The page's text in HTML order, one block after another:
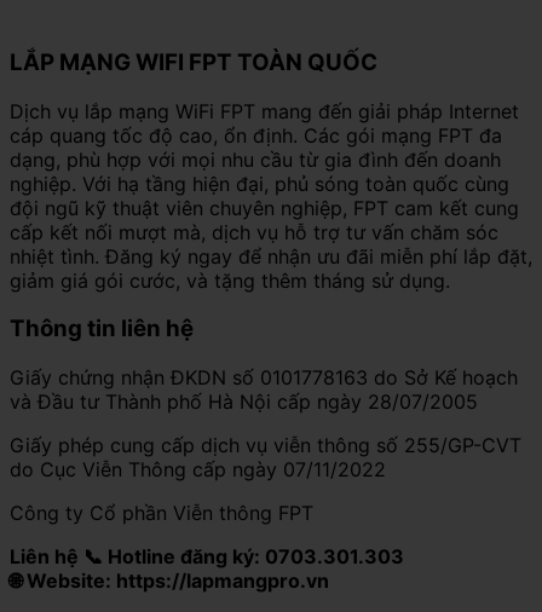
LẮP MẠNG WIFI FPT TOÀN QUỐC
Dịch vụ lắp mạng WiFi FPT mang đến giải pháp Internet
cáp quang tốc độ cao, ổn định. Các gói mạng FPT đa
dạng, phù hợp với mọi nhu cầu từ gia đình đến doanh
nghiệp. Với hạ tầng hiện đại, phủ sóng toàn quốc cùng
đội ngũ kỹ thuật viên chuyên nghiệp, FPT cam kết cung
cấp kết nối mượt mà, dịch vụ hỗ trợ tư vấn chăm sóc
nhiệt tình. Đăng ký ngay để nhận ưu đãi miễn phí lắp đặt,
giảm giá gói cước, và tặng thêm tháng sử dụng.
Thông tin liên hệ
Giấy chứng nhận ĐKDN số 0101778163 do Sở Kế hoạch
và Đầu tư Thành phố Hà Nội cấp ngày 28/07/2005
Giấy phép cung cấp dịch vụ viễn thông số 255/GP-CVT
do Cục Viễn Thông cấp ngày 07/11/2022
Công ty Cổ phần Viễn thông FPT
Liên hệ 📞 Hotline đăng ký: 0703.301.303
🌐 Website: https://lapmangpro.vn